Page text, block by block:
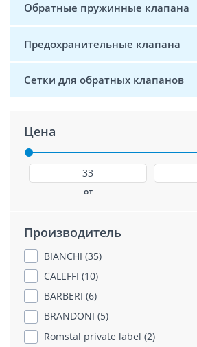
Обратные пружинные клапана
Предохранительные клапана
Сетки для обратных клапанов
Цена
от
Производитель
BIANCHI (35)
CALEFFI (10)
BARBERI (6)
BRANDONI (5)
Romstal private label (2)